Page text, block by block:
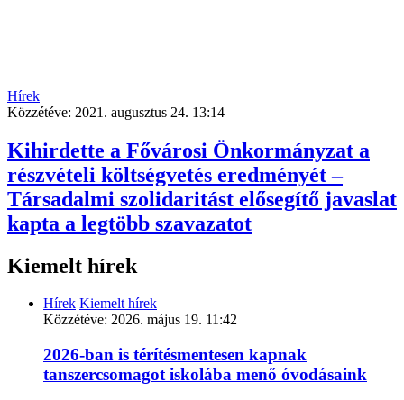
Hírek
Közzétéve: 2021. augusztus 24. 13:14
Kihirdette a Fővárosi Önkormányzat a
részvételi költségvetés eredményét –
Társadalmi szolidaritást elősegítő javaslat
kapta a legtöbb szavazatot
Kiemelt hírek
Hírek Kiemelt hírek
Közzétéve: 2026. május 19. 11:42
2026-ban is térítésmentesen kapnak
tanszercsomagot iskolába menő óvodásaink